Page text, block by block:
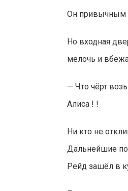
Он привычным
Но входная
мелочь и
— Что чёрт
Алиса ! !
Ни кто не
Дальнейшие
Рейд зашёл в